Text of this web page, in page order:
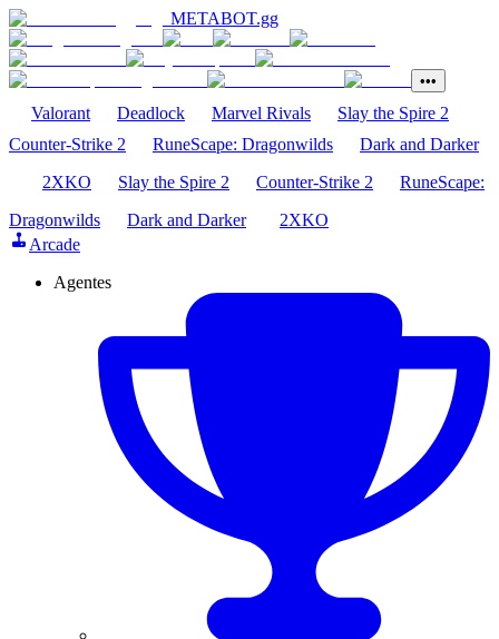
METABOT.gg
•••
Valorant Deadlock Marvel Rivals
Slay the Spire 2
Counter-Strike 2
RuneScape: Dragonwilds
Dark and Darker
2XKO
Slay the Spire 2 Counter-Strike 2
RuneScape:
Dragonwilds
Dark and Darker
2XKO
Arcade
Agentes